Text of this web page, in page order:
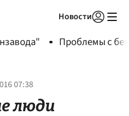
Новости
Проблемы с
07:38
люди